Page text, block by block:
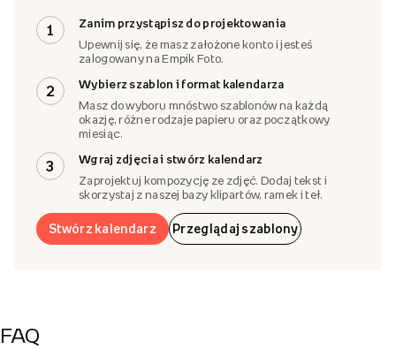
1
Zanim przystąpisz do projektowania
Upewnij się, że masz założone konto i jesteś
zalogowany na Empik Foto.
2
Wybierz szablon i format kalendarza
Masz do wyboru mnóstwo szablonów na każdą
okazję, różne rodzaje papieru oraz początkowy
miesiąc.
3
Wgraj zdjęcia i stwórz kalendarz
Zaprojektuj kompozycję ze zdjęć. Dodaj tekst i
skorzystaj z naszej bazy klipartów, ramek i teł.
Stwórz kalendarz Przeglądaj szablony
FAQ